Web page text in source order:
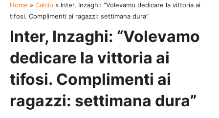
Home » Calcio » Inter, Inzaghi: “Volevamo dedicare la vittoria ai
tifosi. Complimenti ai ragazzi: settimana dura”
Inter, Inzaghi: “Volevamo
dedicare la vittoria ai
tifosi. Complimenti ai
ragazzi: settimana dura”